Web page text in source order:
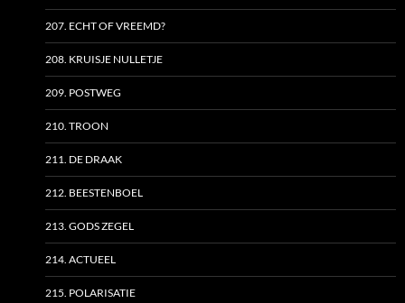
207. ECHT OF VREEMD?
208. KRUISJE NULLETJE
209. POSTWEG
210. TROON
211. DE DRAAK
212. BEESTENBOEL
213. GODS ZEGEL
214. ACTUEEL
215. POLARISATIE